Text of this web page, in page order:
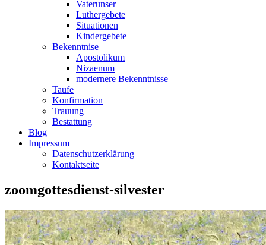
Vaterunser
Luthergebete
Situationen
Kindergebete
Bekenntnise
Apostolikum
Nizaenum
modernere Bekenntnisse
Taufe
Konfirmation
Trauung
Bestattung
Blog
Impressum
Datenschutzerklärung
Kontaktseite
zoomgottesdienst-silvester